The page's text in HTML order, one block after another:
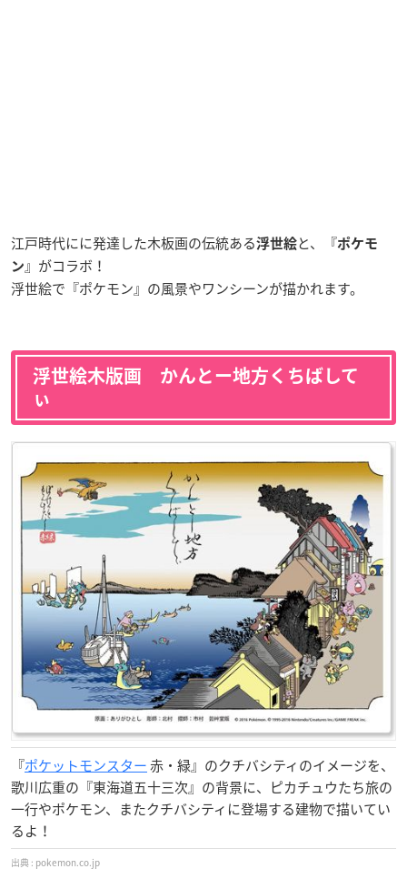
江戸時代にに発達した木板画の伝統ある浮世絵と、『ポケモ
ン』がコラボ！
浮世絵で『ポケモン』の風景やワンシーンが描かれます。
浮世絵木版画 かんとー地方くちばして
ぃ
『ポケットモンスター赤・緑』のクチバシティのイメージを、
歌川広重の『東海道五十三次』の背景に、ピカチュウたち旅の
一行やポケモン、またクチバシティに登場する建物で描いてい
るよ！
pokemon.co.jp